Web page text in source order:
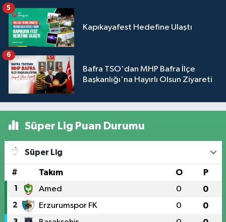
Kapıkayafest Hedefine Ulaştı
5
Bafra TSO'dan MHP Bafra İlçe
Başkanlığı'na Hayırlı Olsun Ziyareti
6
Süper Lig Puan Durumu
Süper Lig
# Takım O P
1 Amed 0 0
2 Erzurumspor FK 0 0